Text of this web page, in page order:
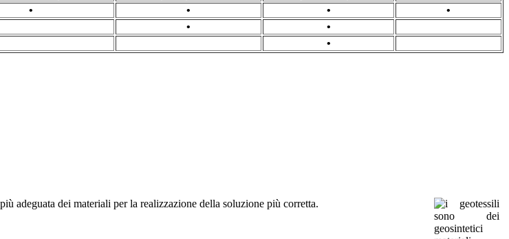
• • •
•
•
•
•
adeguata dei materiali per la realizzazione della soluzione più corretta.